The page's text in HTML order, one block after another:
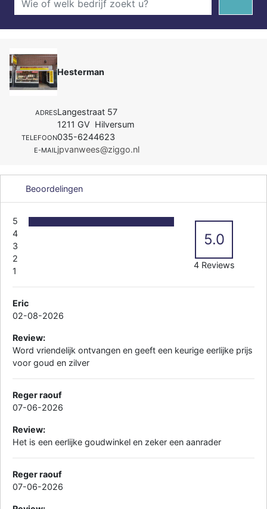
Hesterman
ADRESLangestraat 57
1211 GV Hilversum
TELEFOON035-6244623
E-MAILjpvanwees@ziggo.nl
Beoordelingen
5
4
3
2
1
5.0
4 Reviews
Eric
02-08-2026
Review:
Word vriendelijk ontvangen en geeft een keurige eerlijke prijs
voor goud en zilver
Reger raouf
07-06-2026
Review:
Het is een eerlijke goudwinkel en zeker een aanrader
Reger raouf
07-06-2026